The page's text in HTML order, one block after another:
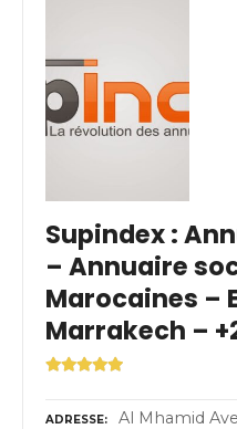
Supindex :
– Annuaire
Marocaines –
Marrakech –
ADRESSE Al Mhamid